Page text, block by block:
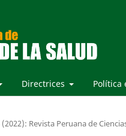
Directrices Política
Revista Peruana de